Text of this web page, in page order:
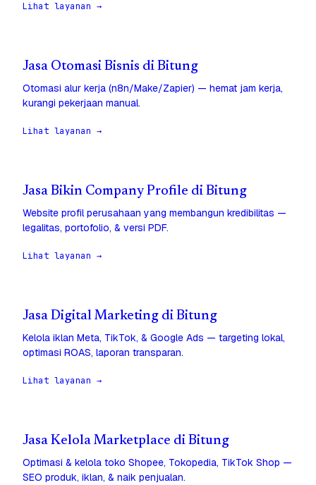
Lihat layanan →
Jasa Otomasi Bisnis di Bitung
Otomasi alur kerja (n8n/Make/Zapier) — hemat jam kerja,
kurangi pekerjaan manual.
Lihat layanan →
Jasa Bikin Company Profile di Bitung
Website profil perusahaan yang membangun kredibilitas —
legalitas, portofolio, & versi PDF.
Lihat layanan →
Jasa Digital Marketing di Bitung
Kelola iklan Meta, TikTok, & Google Ads — targeting lokal,
optimasi ROAS, laporan transparan.
Lihat layanan →
Jasa Kelola Marketplace di Bitung
Optimasi & kelola toko Shopee, Tokopedia, TikTok Shop —
SEO produk, iklan, & naik penjualan.